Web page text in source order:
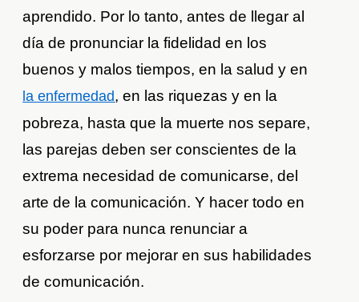
aprendido. Por lo tanto, antes de llegar al
día de pronunciar la fidelidad en los
buenos y malos tiempos, en la salud y en
la enfermedad, en las riquezas y en la
pobreza, hasta que la muerte nos separe,
las parejas deben ser conscientes de la
extrema necesidad de comunicarse, del
arte de la comunicación. Y hacer todo en
su poder para nunca renunciar a
esforzarse por mejorar en sus habilidades
de comunicación.